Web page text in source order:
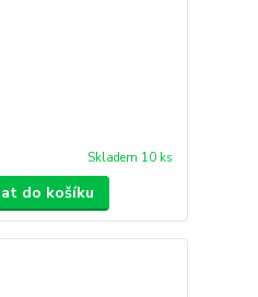
Skladem 10 ks
do košíku